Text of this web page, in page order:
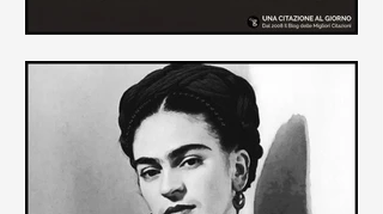
Le frasi più belle de "Il piccolo
principe" di Antoine de Saint-
Exupèry
Raccolta delle frasi più belle del
Piccolo Principe che trasmettono il